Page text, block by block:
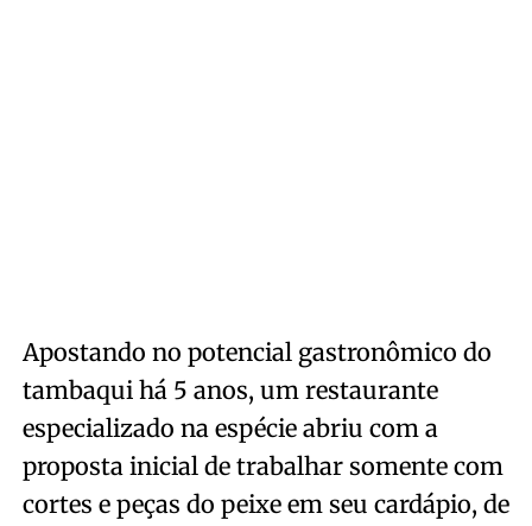
Apostando no potencial gastronômico do
tambaqui há 5 anos, um restaurante
especializado na espécie abriu com a
proposta inicial de trabalhar somente com
cortes e peças do peixe em seu cardápio, de